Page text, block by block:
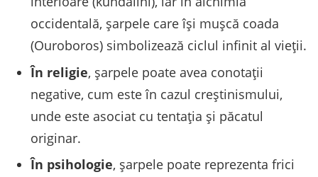
occidentală, șarpele care își mușcă coada
(Ouroboros) simbolizează ciclul infinit al vieții.
În religie, șarpele poate avea conotații
negative, cum este în cazul creștinismului,
unde este asociat cu tentația și păcatul
originar.
În psihologie, șarpele poate reprezenta frici